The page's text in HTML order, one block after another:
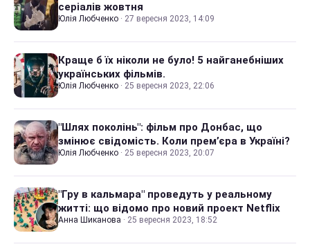
серіалів жовтня
Юлія Любченко · 27 вересня 2023, 14:09
Краще б їх ніколи не було! 5 найганебніших
українських фільмів.
Юлія Любченко · 25 вересня 2023, 22:06
"Шлях поколінь": фільм про Донбас, що
змінює свідомість. Коли прем’єра в Україні?
Юлія Любченко · 25 вересня 2023, 20:07
"Гру в кальмара" проведуть у реальному
житті: що відомо про новий проект Netflix
Анна Шиканова · 25 вересня 2023, 18:52